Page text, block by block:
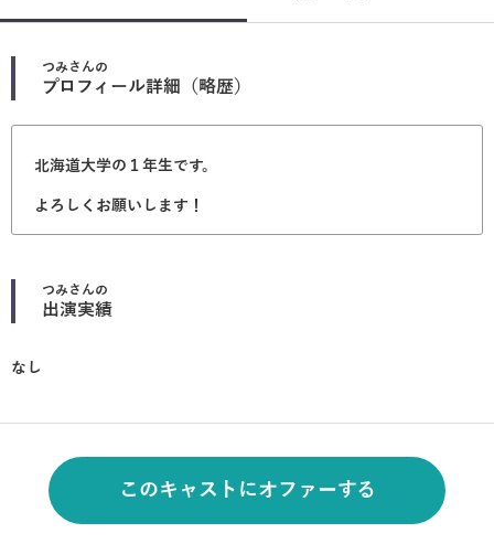
つみさんの
プロフィール詳細（略歴）
北海道大学の１年生です。
よろしくお願いします！
つみさんの
出演実績
なし
このキャストにオファーする